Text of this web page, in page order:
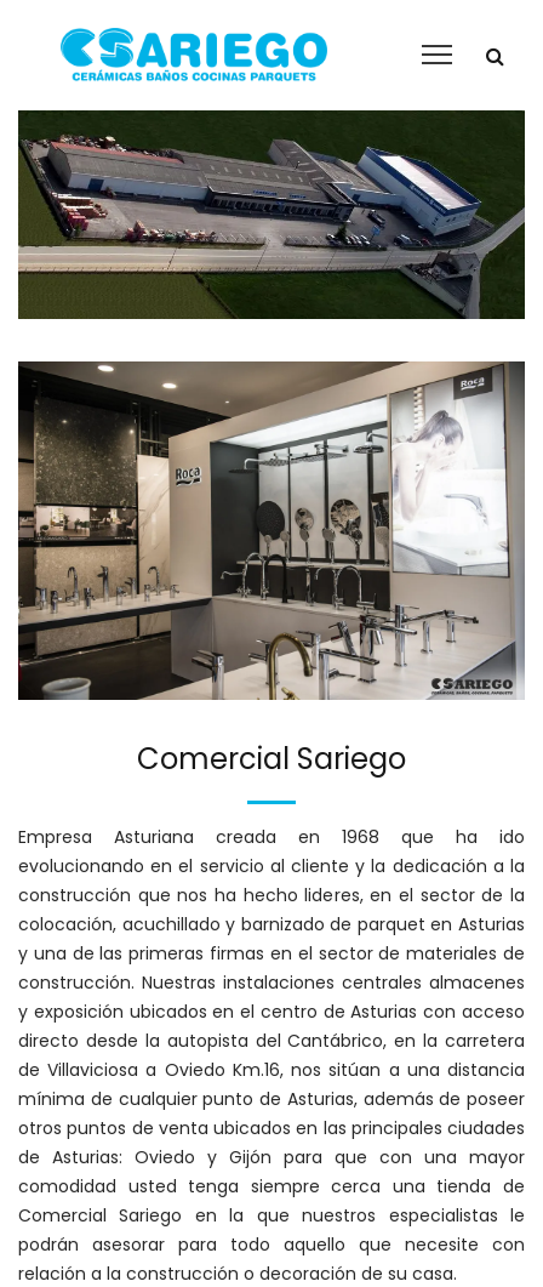
Comercial Sariego
Empresa Asturiana creada en 1968 que ha ido
evolucionando en el servicio al cliente y la dedicación a la
construcción que nos ha hecho lideres, en el sector de la
colocación, acuchillado y barnizado de parquet en Asturias
y una de las primeras firmas en el sector de materiales de
construcción. Nuestras instalaciones centrales almacenes
y exposición ubicados en el centro de Asturias con acceso
directo desde la autopista del Cantábrico, en la carretera
de Villaviciosa a Oviedo Km.16, nos sitúan a una distancia
mínima de cualquier punto de Asturias, además de poseer
otros puntos de venta ubicados en las principales ciudades
de Asturias: Oviedo y Gijón para que con una mayor
comodidad usted tenga siempre cerca una tienda de
Comercial Sariego en la que nuestros especialistas le
podrán asesorar para todo aquello que necesite con
relación a la construcción o decoración de su casa.